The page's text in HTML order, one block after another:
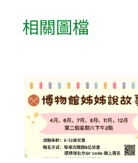
相關圖檔